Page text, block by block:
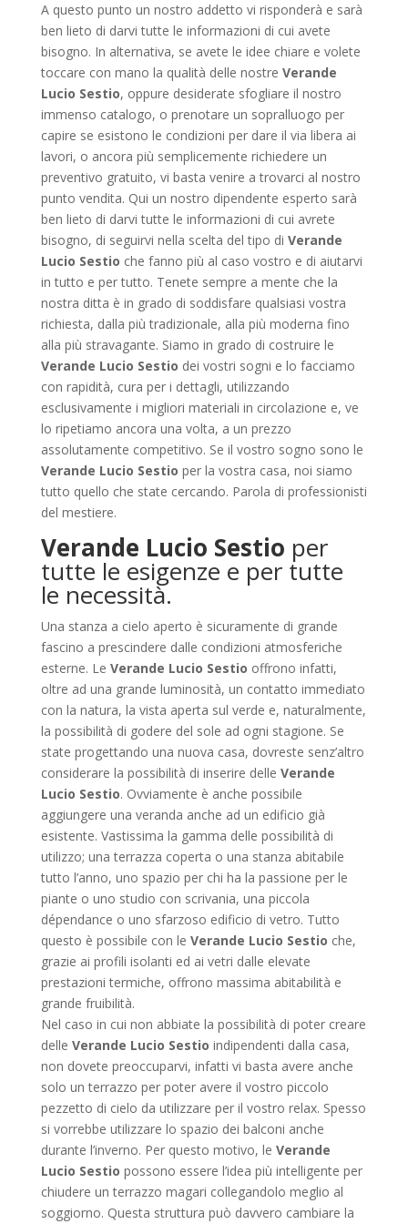
A questo punto un nostro addetto vi risponderà e sarà
ben lieto di darvi tutte le informazioni di cui avete
bisogno. In alternativa, se avete le idee chiare e volete
toccare con mano la qualità delle nostre Verande
Lucio Sestio, oppure desiderate sfogliare il nostro
immenso catalogo, o prenotare un sopralluogo per
capire se esistono le condizioni per dare il via libera ai
lavori, o ancora più semplicemente richiedere un
preventivo gratuito, vi basta venire a trovarci al nostro
punto vendita. Qui un nostro dipendente esperto sarà
ben lieto di darvi tutte le informazioni di cui avrete
bisogno, di seguirvi nella scelta del tipo di Verande
Lucio Sestio che fanno più al caso vostro e di aiutarvi
in tutto e per tutto. Tenete sempre a mente che la
nostra ditta è in grado di soddisfare qualsiasi vostra
richiesta, dalla più tradizionale, alla più moderna fino
alla più stravagante. Siamo in grado di costruire le
Verande Lucio Sestio dei vostri sogni e lo facciamo
con rapidità, cura per i dettagli, utilizzando
esclusivamente i migliori materiali in circolazione e, ve
lo ripetiamo ancora una volta, a un prezzo
assolutamente competitivo. Se il vostro sogno sono le
Verande Lucio Sestio per la vostra casa, noi siamo
tutto quello che state cercando. Parola di professionisti
del mestiere.
Verande Lucio Sestio per
tutte le esigenze e per tutte
le necessità.
Una stanza a cielo aperto è sicuramente di grande
fascino a prescindere dalle condizioni atmosferiche
esterne. Le Verande Lucio Sestio offrono infatti,
oltre ad una grande luminosità, un contatto immediato
con la natura, la vista aperta sul verde e, naturalmente,
la possibilità di godere del sole ad ogni stagione. Se
state progettando una nuova casa, dovreste senz’altro
considerare la possibilità di inserire delle Verande
Lucio Sestio. Ovviamente è anche possibile
aggiungere una veranda anche ad un edificio già
esistente. Vastissima la gamma delle possibilità di
utilizzo; una terrazza coperta o una stanza abitabile
tutto l’anno, uno spazio per chi ha la passione per le
piante o uno studio con scrivania, una piccola
dépendance o uno sfarzoso edificio di vetro. Tutto
questo è possibile con le Verande Lucio Sestio che,
grazie ai profili isolanti ed ai vetri dalle elevate
prestazioni termiche, offrono massima abitabilità e
grande fruibilità.
Nel caso in cui non abbiate la possibilità di poter creare
delle Verande Lucio Sestio indipendenti dalla casa,
non dovete preoccuparvi, infatti vi basta avere anche
solo un terrazzo per poter avere il vostro piccolo
pezzetto di cielo da utilizzare per il vostro relax. Spesso
si vorrebbe utilizzare lo spazio dei balconi anche
durante l’inverno. Per questo motivo, le Verande
Lucio Sestio possono essere l’idea più intelligente per
chiudere un terrazzo magari collegandolo meglio al
soggiorno. Questa struttura può davvero cambiare la